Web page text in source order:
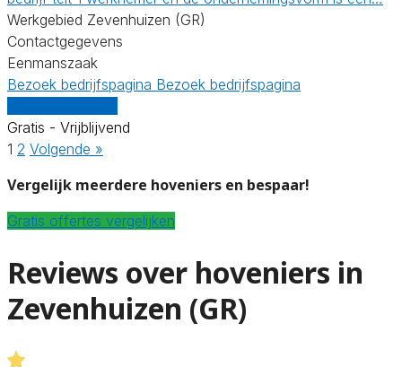
Werkgebied Zevenhuizen (GR)
Contactgegevens
Eenmanszaak
Bezoek bedrijfspagina Bezoek bedrijfspagina
Gratis - Vrijblijvend
1 2 Volgende »
Vergelijk meerdere hoveniers en bespaar!
Gratis offertes vergelijken
Reviews over hoveniers in
Zevenhuizen (GR)